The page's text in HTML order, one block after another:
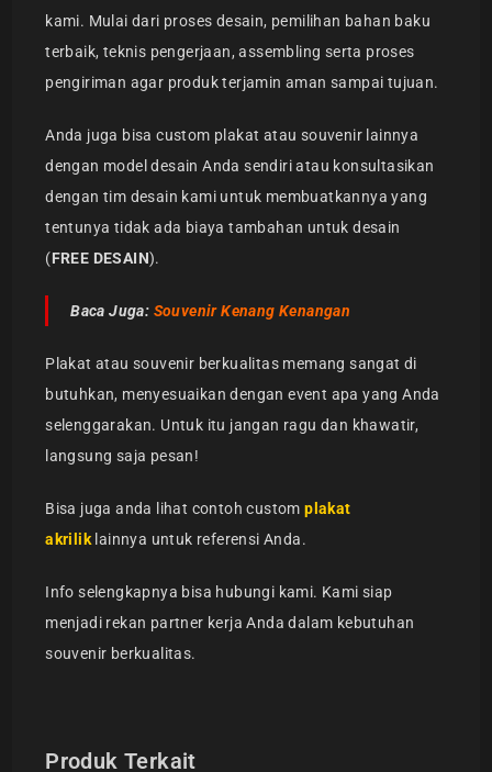
kami. Mulai dari proses desain, pemilihan bahan baku
terbaik, teknis pengerjaan, assembling serta proses
pengiriman agar produk terjamin aman sampai tujuan.
Anda juga bisa custom plakat atau souvenir lainnya
dengan model desain Anda sendiri atau konsultasikan
dengan tim desain kami untuk membuatkannya yang
tentunya tidak ada biaya tambahan untuk desain
(FREE DESAIN).
Baca Juga: Souvenir Kenang Kenangan
Plakat atau souvenir berkualitas memang sangat di
butuhkan, menyesuaikan dengan event apa yang Anda
selenggarakan. Untuk itu jangan ragu dan khawatir,
langsung saja pesan!
Bisa juga anda lihat contoh customplakat
akrilik lainnya untuk referensi Anda.
Info selengkapnya bisa hubungi kami. Kami siap
menjadi rekan partner kerja Anda dalam kebutuhan
souvenir berkualitas.
Produk Terkait